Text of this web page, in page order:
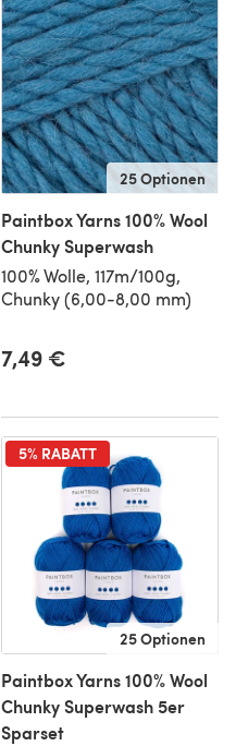
25 Optionen
Paintbox Yarns 100% Wool
Chunky Superwash
100% Wolle, 117m/100g,
Chunky (6,00-8,00 mm)
7,49 €
5% RABATT
25 Optionen
Paintbox Yarns 100% Wool
Chunky Superwash 5er
Sparset